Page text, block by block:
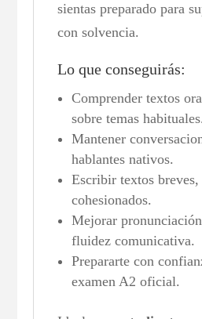
sientas preparado para
con solvencia.
Lo que conseguirás:
Comprender textos
sobre temas habituales.
Mantener
hablantes nativos.
Escribir textos
cohesionados.
Mejorar
fluidez comunicativa.
Prepararte con
examen A2 oficial.